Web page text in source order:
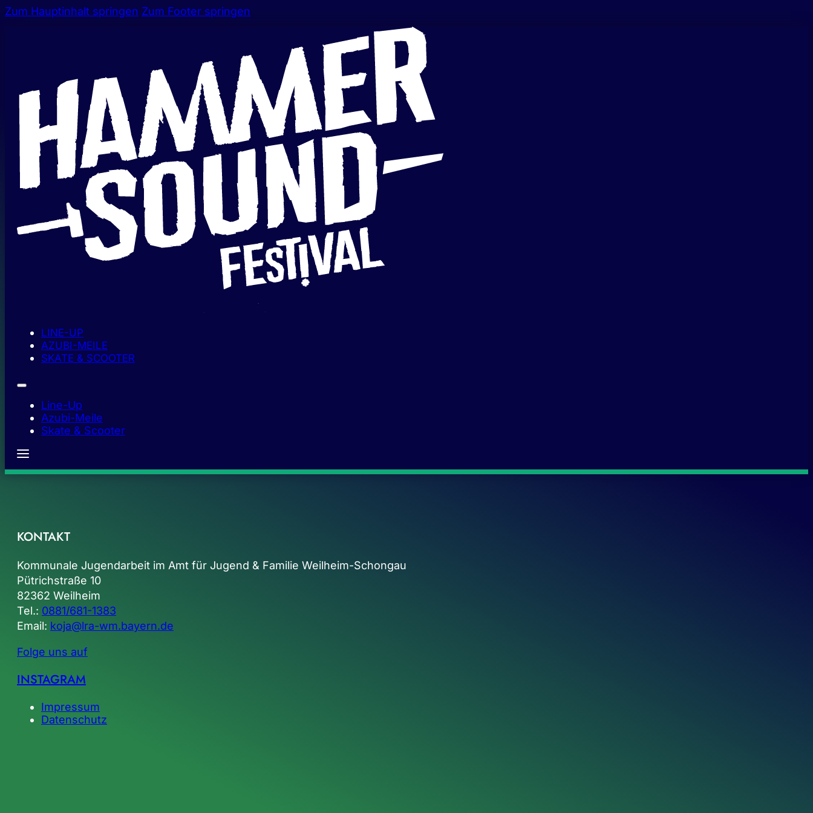
Zum Hauptinhalt springen Zum Footer springen
LINE-UP
AZUBI-MEILE
SKATE & SCOOTER
Line-Up
Azubi-Meile
Skate & Scooter
KONTAKT
Kommunale Jugendarbeit im Amt für Jugend & Familie Weilheim-Schongau
Pütrichstraße 10
82362 Weilheim
Tel.: 0881/681-1383
Email: koja@lra-wm.bayern.de
Folge uns auf
INSTAGRAM
Impressum
Datenschutz